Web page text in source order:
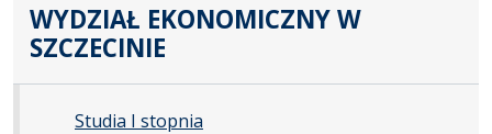
WYDZIAŁ EKONOMICZNY W
SZCZECINIE
Studia I stopnia